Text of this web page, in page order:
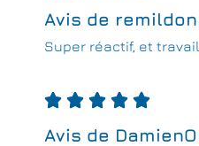
Avis de
Super réactif, et
    
Avis de